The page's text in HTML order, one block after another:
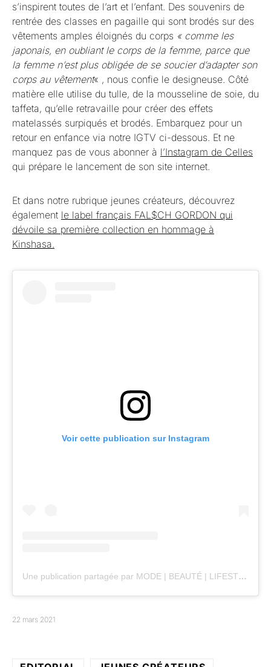
s’inspirent toutes de l’art et l’enfant. Des souvenirs de
rentrée des classes en pagaille qui sont brodés sur des
vêtements amples éloignés du corps « comme les
japonais, en oubliant le corps de la femme, parce que
la femme n’est plus obligée de se soucier d’adapter son
corps au vêtement« , nous confie le designeuse. Côté
matière elle utilise du tulle, de la mousseline de soie, du
taffeta, qu’elle retravaille pour créer des effets
matelassés surpiqués et brodés. Embarquez pour un
retour en enfance via notre IGTV ci-dessous. Et ne
manquez pas de vous abonner à l’Instagram de Celles
qui prépare le lancement de son site internet.
Et dans notre rubrique jeunes créateurs, découvrez
également le label français FAL$CH GORDON qui
dévoile sa première collection en hommage à
Kinshasa.
Voir cette publication sur Instagram
Une publication partagée par MODE | BEAUTÉ | LIFESTYLE | (@ancremagazine)
22 mars 2021